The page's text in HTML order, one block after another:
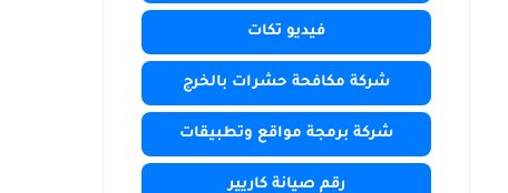
فيديو تكات
شركة مكافحة حشرات بالخرج
شركة برمجة مواقع وتطبيقات
رقم صيانة كاريير